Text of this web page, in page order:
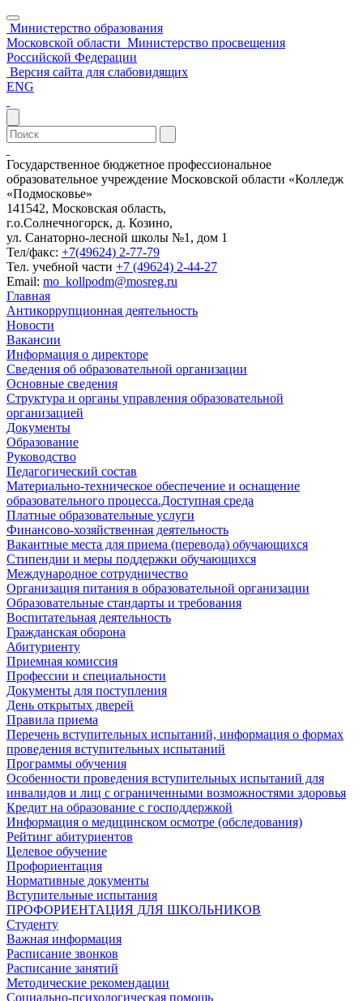
Министерство образования
Московской области Министерство просвещения
Российской Федерации
Версия сайта для слабовидящих
ENG
Государственное бюджетное профессиональное
образовательное учреждение Московской области «Колледж
«Подмосковье»
141542, Московская область,
г.о.Солнечногорск, д. Козино,
ул. Санаторно-лесной школы №1, дом 1
Тел/факс: +7(49624) 2-77-79
Тел. учебной части +7 (49624) 2-44-27
Email: mo_kollpodm@mosreg.ru
Главная
Антикоррупционная деятельность
Новости
Вакансии
Информация о директоре
Сведения об образовательной организации
Основные сведения
Структура и органы управления образовательной
организацией
Документы
Образование
Руководство
Педагогический состав
Материально-техническое обеспечение и оснащение
образовательного процесса.Доступная среда
Платные образовательные услуги
Финансово-хозяйственная деятельность
Вакантные места для приема (перевода) обучающихся
Стипендии и меры поддержки обучающихся
Международное сотрудничество
Организация питания в образовательной организации
Образовательные стандарты и требования
Воспитательная деятельность
Гражданская оборона
Абитуриенту
Приемная комиссия
Профессии и специальности
Документы для поступления
День открытых дверей
Правила приема
Перечень вступительных испытаний, информация о формах
проведения вступительных испытаний
Программы обучения
Особенности проведения вступительных испытаний для
инвалидов и лиц с ограниченными возможностями здоровья
Кредит на образование с господдержкой
Информация о медицинском осмотре (обследования)
Рейтинг абитуриентов
Целевое обучение
Профориентация
Нормативные документы
Вступительные испытания
ПРОФОРИЕНТАЦИЯ ДЛЯ ШКОЛЬНИКОВ
Студенту
Важная информация
Расписание звонков
Расписание занятий
Методические рекомендации
Социально-психологическая помощь